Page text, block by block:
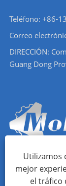
Teléfono: +86-
Correo
DIRECCIÓN:
Guang Dong
Utilizamos
mejor
el tráfico